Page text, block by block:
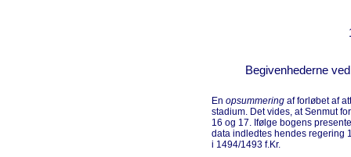
Begivenhederne
En opsummering af forløbet af
stadium. Det vides, at Senmut
16 og 17. Ifølge bogens
data indledtes hendes regering
i 1494/1493 f.Kr.